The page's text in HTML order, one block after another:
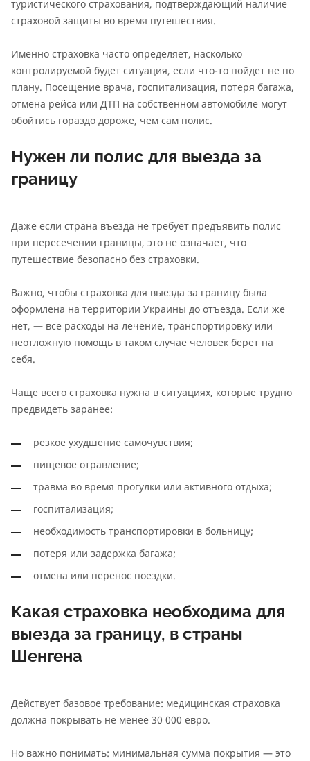
туристического страхования, подтверждающий наличие
страховой защиты во время путешествия.
Именно страховка часто определяет, насколько
контролируемой будет ситуация, если что-то пойдет не по
плану. Посещение врача, госпитализация, потеря багажа,
отмена рейса или ДТП на собственном автомобиле могут
обойтись гораздо дороже, чем сам полис.
Нужен ли полис для выезда за
границу
Даже если страна въезда не требует предъявить полис
при пересечении границы, это не означает, что
путешествие безопасно без страховки.
Важно, чтобы страховка для выезда за границу была
оформлена на территории Украины до отъезда. Если же
нет, — все расходы на лечение, транспортировку или
неотложную помощь в таком случае человек берет на
себя.
Чаще всего страховка нужна в ситуациях, которые трудно
предвидеть заранее:
резкое ухудшение самочувствия;
пищевое отравление;
травма во время прогулки или активного отдыха;
госпитализация;
необходимость транспортировки в больницу;
потеря или задержка багажа;
отмена или перенос поездки.
Какая страховка необходима для
выезда за границу, в страны
Шенгена
Действует базовое требование: медицинская страховка
должна покрывать не менее 30 000 евро.
Но важно понимать: минимальная сумма покрытия — это